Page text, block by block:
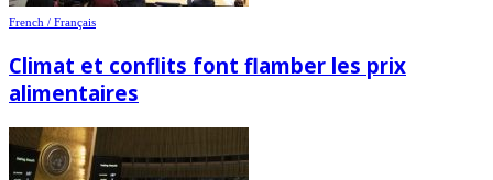
French / Français
Climat et conflits font flamber les prix
alimentaires